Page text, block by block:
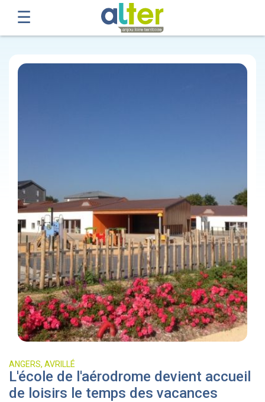
ANGERS, AVRILLÉ
L'école de l'aérodrome devient accueil
de loisirs le temps des vacances